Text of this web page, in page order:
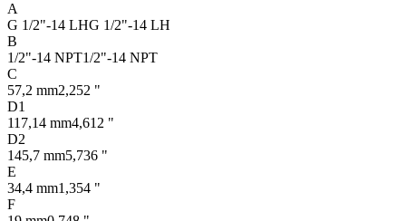
A
G 1/2"-14 LHG 1/2"-14 LH
B
1/2"-14 NPT1/2"-14 NPT
C
57,2 mm2,252 "
D1
117,14 mm4,612 "
D2
145,7 mm5,736 "
E
34,4 mm1,354 "
F